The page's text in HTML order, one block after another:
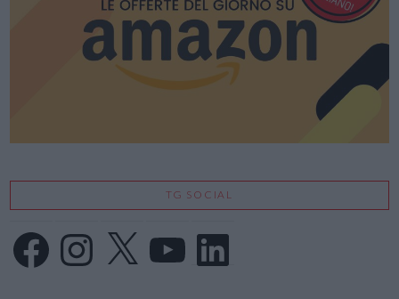
TG SOCIAL
FacebookInstagram
X LinkedIn